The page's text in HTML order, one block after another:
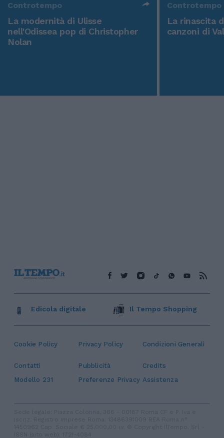
Controtempo
La modernità di Ulisse
nell'Odissea pop di Christopher
Nolan
Controtempo
La rinascita
canzoni di
Cookie Policy Privacy Policy Condizioni Generali
Contatti Pubblicità
Credits
Modello 231
Preferenze Privacy Assistenza
Edicola digitale Il Tempo Shopping